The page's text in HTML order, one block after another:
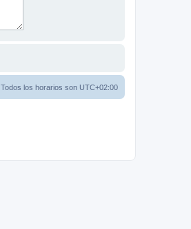
Todos los horarios son UTC+02:00